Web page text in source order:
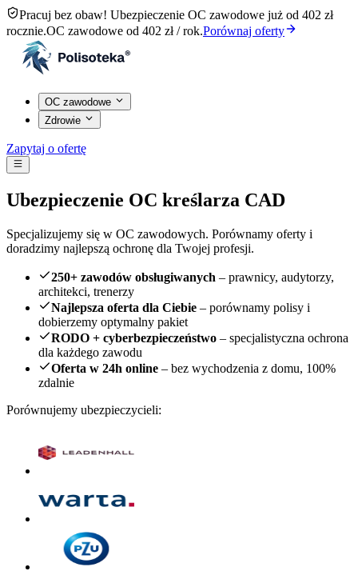
Pracuj bez obaw! Ubezpieczenie OC zawodowe już od 402 zł
rocznie.OC zawodowe od 402 zł / rok.Porównaj oferty
OC zawodowe
Zdrowie
Zapytaj o ofertę
Ubezpieczenie OC kreślarza CAD
Specjalizujemy się w OC zawodowych. Porównamy oferty i
doradzimy najlepszą ochronę dla Twojej profesji.
250+ zawodów obsługiwanych – prawnicy, audytorzy,
architekci, trenerzy
Najlepsza oferta dla Ciebie – porównamy polisy i
dobierzemy optymalny pakiet
RODO + cyberbezpieczeństwo – specjalistyczna ochrona
dla każdego zawodu
Oferta w 24h online – bez wychodzenia z domu, 100%
zdalnie
Porównujemy ubezpieczycieli: